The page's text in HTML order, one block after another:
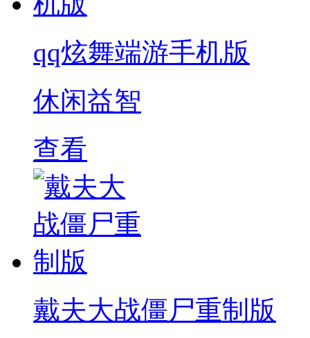
qq炫舞端游手机版
休闲益智
查看
戴夫大战僵尸重制版